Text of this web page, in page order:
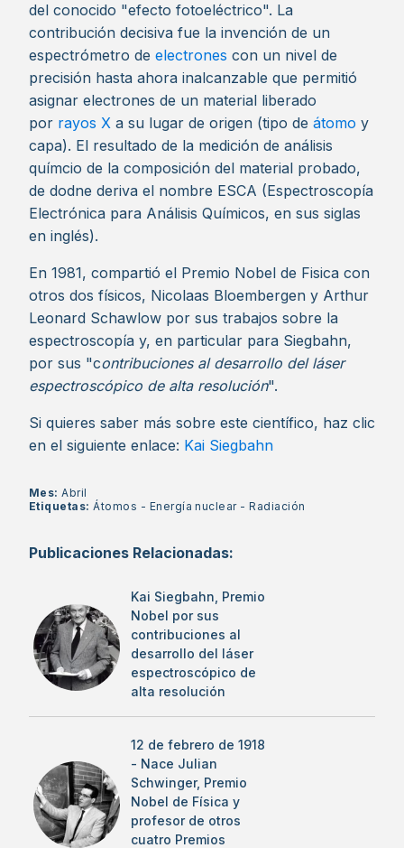
del conocido "efecto fotoeléctrico". La
contribución decisiva fue la invención de un
espectrómetro de electrones con un nivel de
precisión hasta ahora inalcanzable que permitió
asignar electrones de un material liberado
por rayos X a su lugar de origen (tipo de átomo y
capa). El resultado de la medición de análisis
químcio de la composición del material probado,
de dodne deriva el nombre ESCA (Espectroscopía
Electrónica para Análisis Químicos, en sus siglas
en inglés).
En 1981, compartió el Premio Nobel de Fisica con
otros dos físicos, Nicolaas Bloembergen y Arthur
Leonard Schawlow por sus trabajos sobre la
espectroscopía y, en particular para Siegbahn,
por sus "contribuciones al desarrollo del láser
espectroscópico de alta resolución".
Si quieres saber más sobre este científico, haz clic
en el siguiente enlace: Kai Siegbahn
Mes:Abril
Etiquetas:Átomos - Energía nuclear-Radiación
Publicaciones Relacionadas:
Kai Siegbahn, Premio
Nobel por sus
contribuciones al
desarrollo del láser
espectroscópico de
alta resolución
12 de febrero de 1918
- Nace Julian
Schwinger, Premio
Nobel de Física y
profesor de otros
cuatro Premios